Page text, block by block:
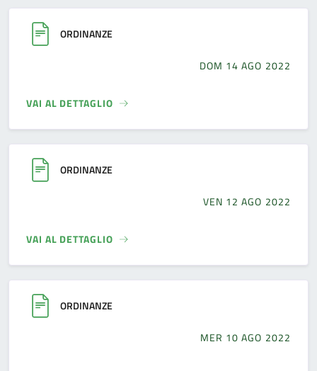
ORDINANZE
DOM 14 AGO 2022
VAI AL DETTAGLIO
ORDINANZE
VEN 12 AGO 2022
VAI AL DETTAGLIO
ORDINANZE
MER 10 AGO 2022